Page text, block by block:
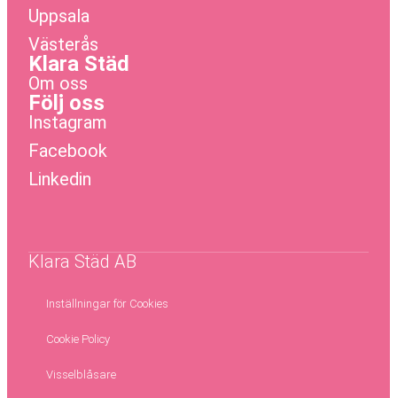
Uppsala
Västerås
Klara Städ
Om oss
Följ oss
Instagram
Facebook
Linkedin
Klara Städ AB
Inställningar för Cookies
Cookie Policy
Visselblåsare